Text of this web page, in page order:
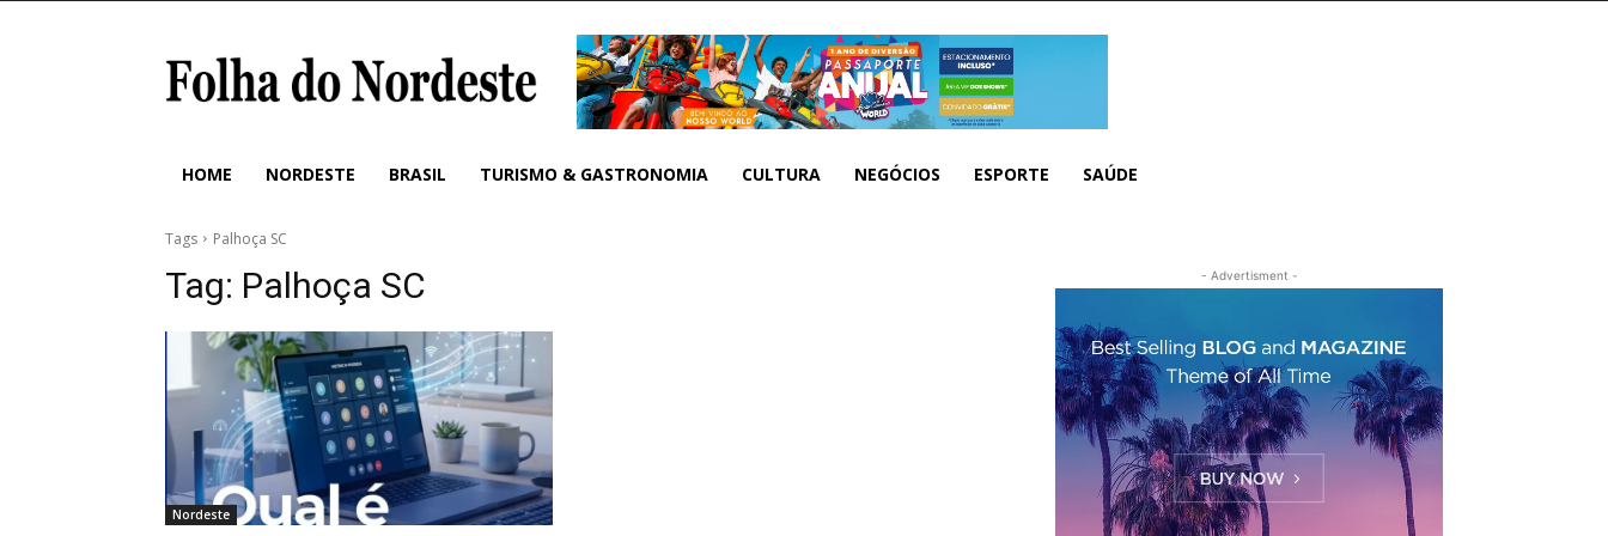
HOME NORDESTE BRASIL TURISMO & GASTRONOMIA CULTURA NEGÓCIOS ESPORTE SAÚDE
Tags Palhoça SC
Tag: Palhoça SC
Nordeste
- Advertisment -